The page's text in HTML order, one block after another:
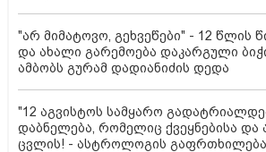
"არ მიმატოვო, გეხვეწები" - 12 წლის
და ახალი გარემოება დაკარგული
ამბობს გურამ დადიანიძის დედა
"12 აგვისტოს სამყარო
დაბნელება, რომელიც ქვეყნებისა და
ცვლის! - ასტროლოგის გაფრთხილება